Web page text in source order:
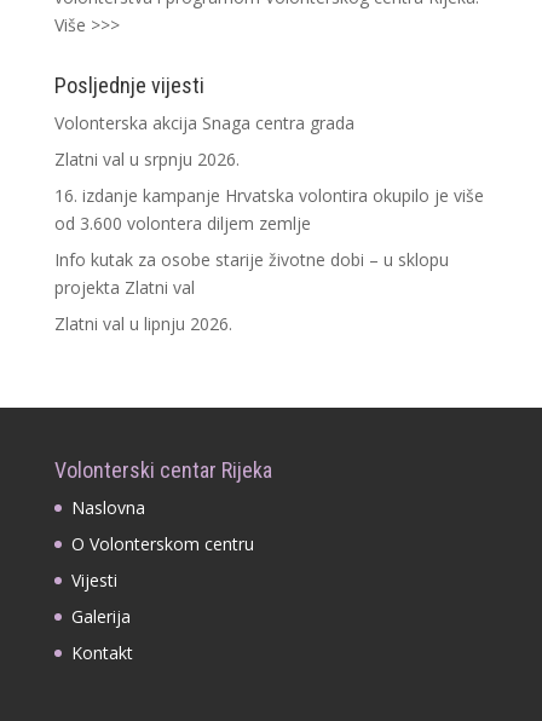
Više >>>
Posljednje vijesti
Volonterska akcija Snaga centra grada
Zlatni val u srpnju 2026.
16. izdanje kampanje Hrvatska volontira okupilo je više
od 3.600 volontera diljem zemlje
Info kutak za osobe starije životne dobi – u sklopu
projekta Zlatni val
Zlatni val u lipnju 2026.
Volonterski centar Rijeka
Naslovna
O Volonterskom centru
Vijesti
Galerija
Kontakt